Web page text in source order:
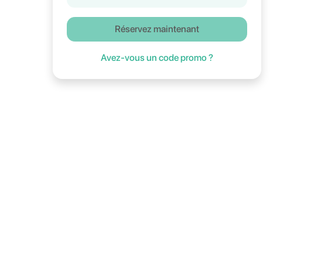
Réservez maintenant
Avez-vous un code promo ?